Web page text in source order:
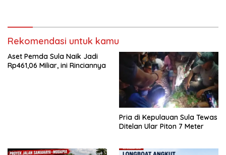
Rekomendasi untuk kamu
Aset Pemda Sula Naik Jadi
Rp461,06 Miliar, ini Rinciannya
Pria di Kepulauan Sula Tewas
Ditelan Ular Piton 7 Meter